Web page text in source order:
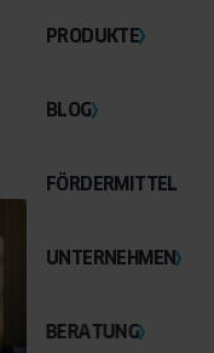
PRODUKTE
BLOG
FÖRDERMITTEL
UNTERNEHMEN
BERATUNG